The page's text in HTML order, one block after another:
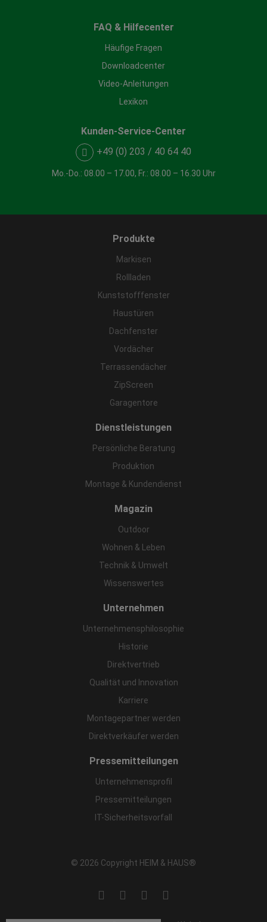
FAQ & Hilfecenter
Häufige Fragen
Downloadcenter
Video-Anleitungen
Lexikon
Kunden-Service-Center
+49 (0) 203 / 40 64 40
Mo.-Do.: 08.00 – 17.00, Fr.: 08.00 – 16.30 Uhr
Produkte
Markisen
Rollladen
Kunststofffenster
Haustüren
Dachfenster
Vordächer
Terrassendächer
ZipScreen
Garagentore
Dienstleistungen
Persönliche Beratung
Produktion
Montage & Kundendienst
Magazin
Outdoor
Wohnen & Leben
Technik & Umwelt
Wissenswertes
Unternehmen
Unternehmensphilosophie
Historie
Direktvertrieb
Qualität und Innovation
Karriere
Montagepartner werden
Direktverkäufer werden
Pressemitteilungen
Unternehmensprofil
Pressemitteilungen
IT-Sicherheitsvorfall
© 2026 Copyright HEIM & HAUS®